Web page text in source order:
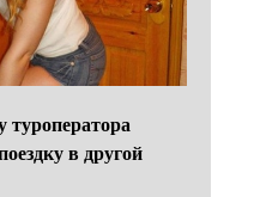
туроператора
в другой